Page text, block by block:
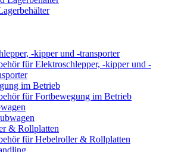
-kipper und -transporter
für Elektroschlepper, -kipper und -
im Betrieb
für Fortbewegung im Betrieb
& Rollplatten
für Hebelroller & Rollplatten